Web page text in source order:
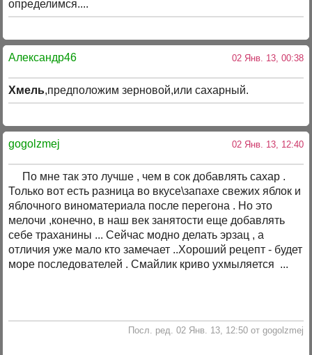
определимся....
Александр46 02 Янв. 13, 00:38
Хмель,предположим зерновой,или сахарный.
gogolzmej 02 Янв. 13, 12:40
По мне так это лучше , чем в сок добавлять сахар .
Только вот есть разница во вкусе\запахе свежих яблок и
яблочного виноматериала после перегона . Но это
мелочи ,конечно, в наш век занятости еще добавлять
себе траханины ... Сейчас модно делать эрзац , а
отличия уже мало кто замечает ..Хороший рецепт - будет
море последователей . Смайлик криво ухмыляется ...
Посл. ред. 02 Янв. 13, 12:50 от gogolzmej